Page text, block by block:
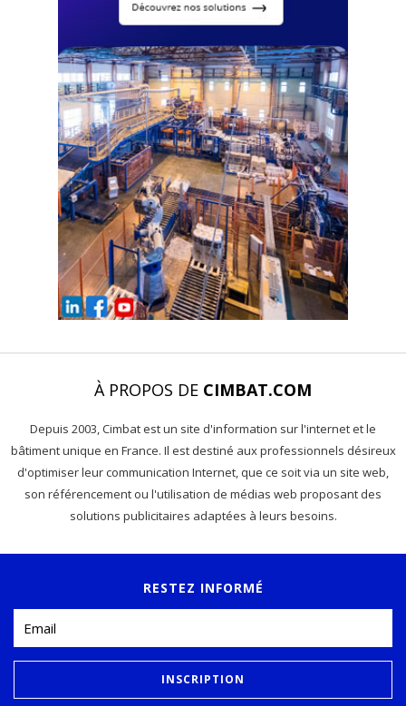
À PROPOS DE CIMBAT.COM
Depuis 2003, Cimbat est un site d'information sur l'internet et le
bâtiment unique en France. Il est destiné aux professionnels désireux
d'optimiser leur communication Internet, que ce soit via un site web,
son référencement ou l'utilisation de médias web proposant des
solutions publicitaires adaptées à leurs besoins.
RESTEZ INFORMÉ